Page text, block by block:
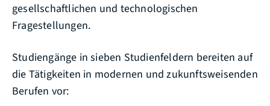
gesellschaftlichen und technologischen
Fragestellungen.
Studiengänge in sieben Studienfeldern bereiten auf
die Tätigkeiten in modernen und zukunftsweisenden
Berufen vor: